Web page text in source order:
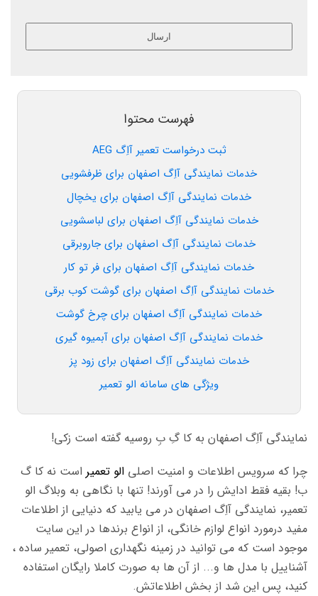
ارسال
فهرست محتوا
ثبت درخواست تعمیر آاِگ AEG
خدمات نمایندگی آاِگ اصفهان برای ظرفشویی
خدمات نمایندگی آاِگ اصفهان برای یخچال
خدمات نمایندگی آاِگ اصفهان برای لباسشویی
خدمات نمایندگی آاِگ اصفهان برای جاروبرقی
خدمات نمایندگی آاِگ اصفهان برای فر تو کار
خدمات نمایندگی آاِگ اصفهان برای گوشت کوب برقی
خدمات نمایندگی آاِگ اصفهان برای چرخ گوشت
خدمات نمایندگی آاِگ اصفهان برای آبمیوه گیری
خدمات نمایندگی آاِگ اصفهان برای زود پز
ویژگی های سامانه الو تعمیر
نمایندگی آاِگ اصفهان به کا گِ بِ روسیه گفته است زکی!
چرا که سرویس اطلاعات و امنیت اصلی الو تعمیر است نه کا گ
ب! بقیه فقط ادایش را در می آورند! تنها با نگاهی به وبلاگ الو
تعمیر، نمایندگی آاِگ اصفهان در می یابید که دنیایی از اطلاعات
مفید درمورد انواع لوازم خانگی، از انواع برندها در این سایت
موجود است که می توانید در زمینه نگهداری اصولی، تعمیر ساده ،
آشناییل با مدل ها و... از آن ها به صورت کاملا رایگان استفاده
کنید، پس این شد از بخش اطلاعاتش.